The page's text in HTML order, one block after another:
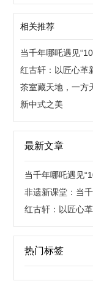
相关推荐
当千年哪吒遇见
红古轩：以匠心革
方生活美学
茶室藏天地，一方
新中式之美
最新文章
当千年哪吒遇见
非遗新课堂：当
红古轩：以匠心
热门标签